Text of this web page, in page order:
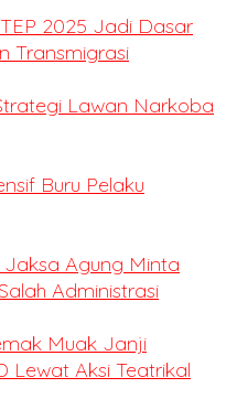
2025 Jadi Dasar
Transmigrasi
Lawan Narkoba
Buru Pelaku
Jaksa Agung Minta
Administrasi
Muak Janji
Lewat Aksi Teatrikal